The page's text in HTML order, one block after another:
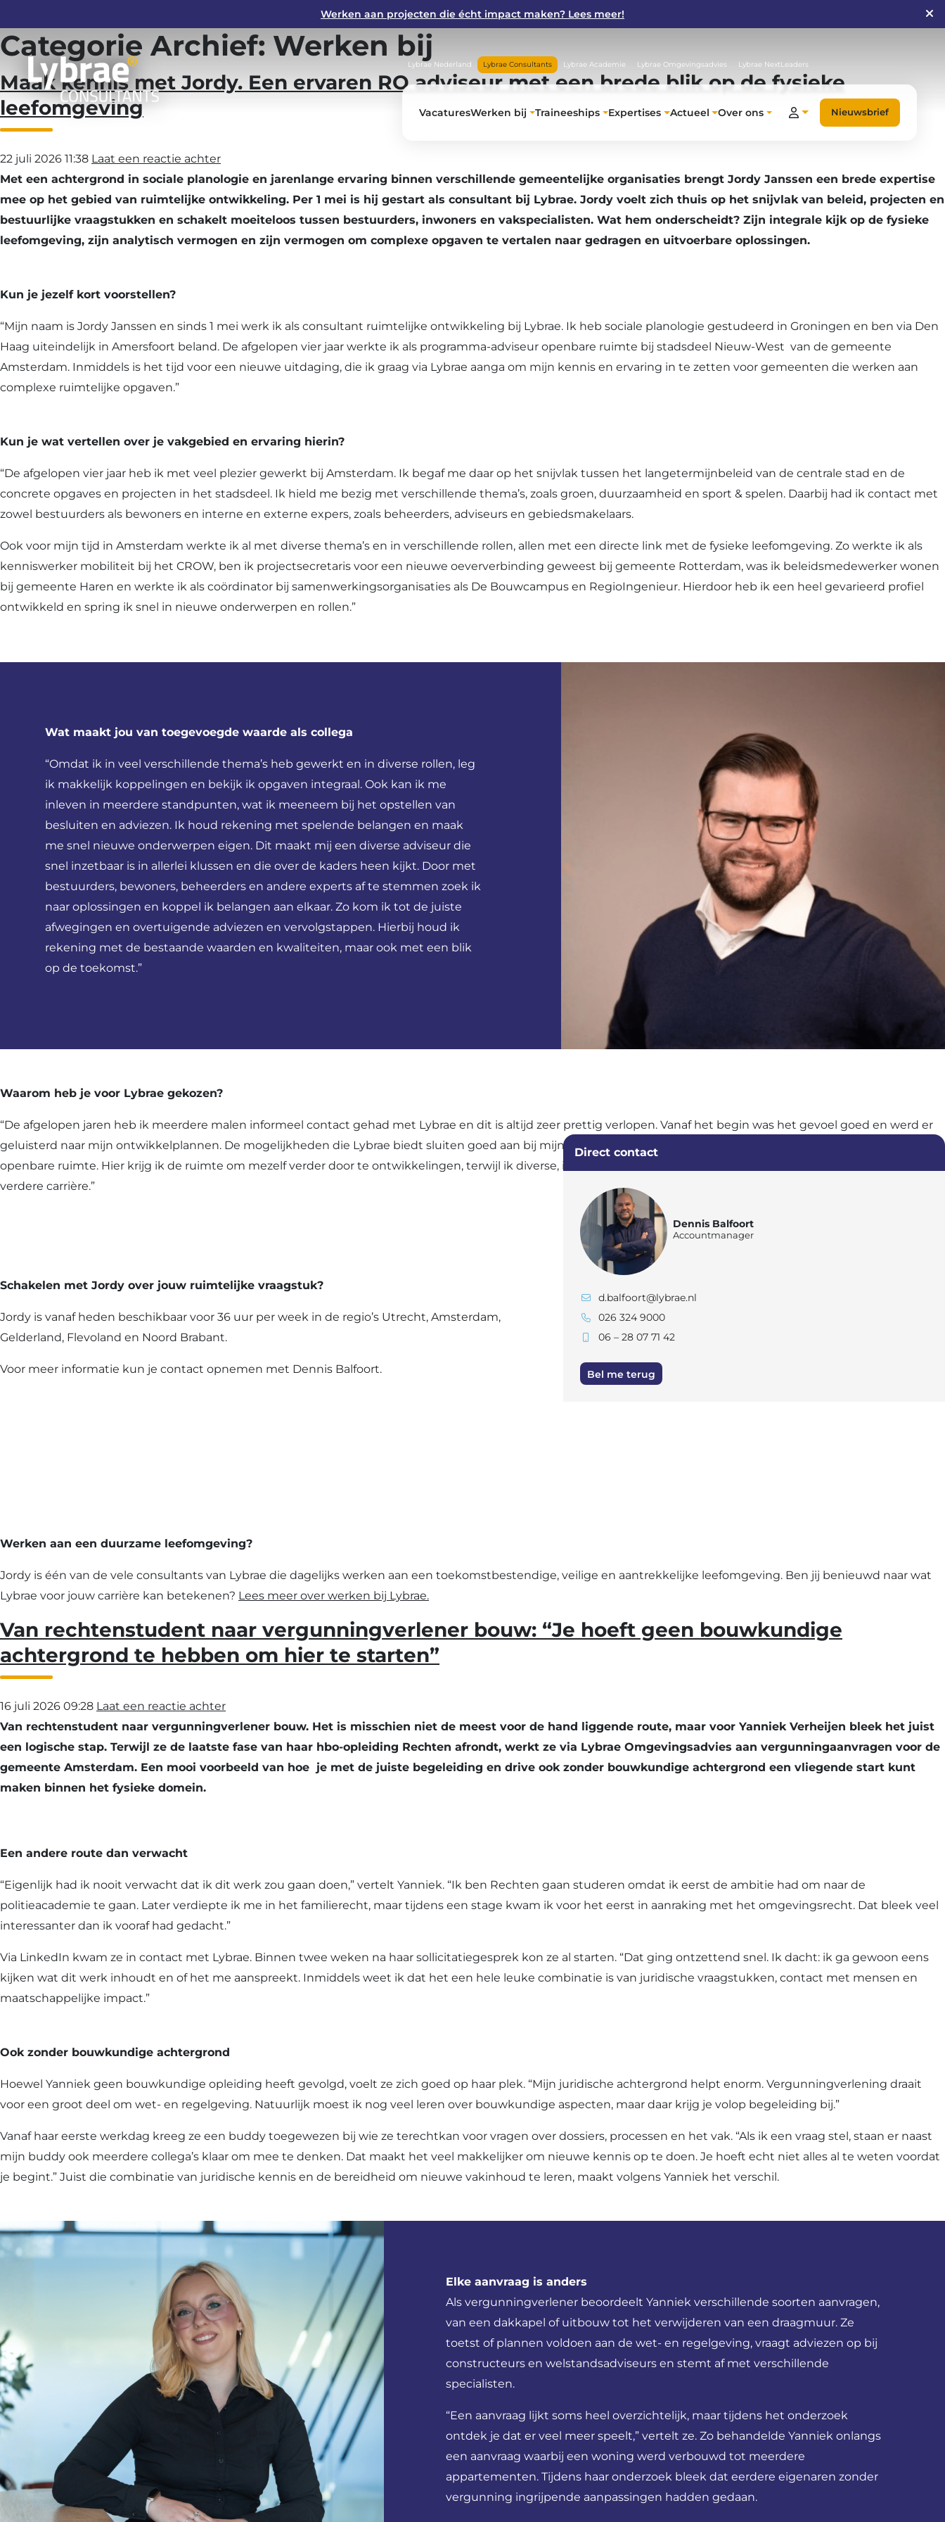
Werken aan projecten die écht impact maken? Lees meer!
Lybrae Nederland Lybrae Consultants Lybrae Academie Lybrae Omgevingsadvies Lybrae NextLeaders
VacaturesWerken bij Traineeships Expertises Actueel Over ons Nieuwsbrief
Categorie Archief: Werken bij
Maak kennis met Jordy. Een ervaren RO adviseur met een brede blik op de fysieke
leefomgeving
22 juli 2026 11:38 Laat een reactie achter
Met een achtergrond in sociale planologie en jarenlange ervaring binnen verschillende gemeentelijke organisaties brengt Jordy Janssen een brede expertise
mee op het gebied van ruimtelijke ontwikkeling. Per 1 mei is hij gestart als consultant bij Lybrae. Jordy voelt zich thuis op het snijvlak van beleid, projecten en
bestuurlijke vraagstukken en schakelt moeiteloos tussen bestuurders, inwoners en vakspecialisten. Wat hem onderscheidt? Zijn integrale kijk op de fysieke
leefomgeving, zijn analytisch vermogen en zijn vermogen om complexe opgaven te vertalen naar gedragen en uitvoerbare oplossingen.
Kun je jezelf kort voorstellen?
“Mijn naam is Jordy Janssen en sinds 1 mei werk ik als consultant ruimtelijke ontwikkeling bij Lybrae. Ik heb sociale planologie gestudeerd in Groningen en ben via Den
Haag uiteindelijk in Amersfoort beland. De afgelopen vier jaar werkte ik als programma-adviseur openbare ruimte bij stadsdeel Nieuw-West van de gemeente
Amsterdam. Inmiddels is het tijd voor een nieuwe uitdaging, die ik graag via Lybrae aanga om mijn kennis en ervaring in te zetten voor gemeenten die werken aan
complexe ruimtelijke opgaven.”
Kun je wat vertellen over je vakgebied en ervaring hierin?
“De afgelopen vier jaar heb ik met veel plezier gewerkt bij Amsterdam. Ik begaf me daar op het snijvlak tussen het langetermijnbeleid van de centrale stad en de
concrete opgaves en projecten in het stadsdeel. Ik hield me bezig met verschillende thema’s, zoals groen, duurzaamheid en sport & spelen. Daarbij had ik contact met
zowel bestuurders als bewoners en interne en externe expers, zoals beheerders, adviseurs en gebiedsmakelaars.
Ook voor mijn tijd in Amsterdam werkte ik al met diverse thema’s en in verschillende rollen, allen met een directe link met de fysieke leefomgeving. Zo werkte ik als
kenniswerker mobiliteit bij het CROW, ben ik projectsecretaris voor een nieuwe oeververbinding geweest bij gemeente Rotterdam, was ik beleidsmedewerker wonen
bij gemeente Haren en werkte ik als coördinator bij samenwerkingsorganisaties als De Bouwcampus en RegioIngenieur. Hierdoor heb ik een heel gevarieerd profiel
ontwikkeld en spring ik snel in nieuwe onderwerpen en rollen.”
Wat maakt jou van toegevoegde waarde als collega
“Omdat ik in veel verschillende thema’s heb gewerkt en in diverse rollen, leg
ik makkelijk koppelingen en bekijk ik opgaven integraal. Ook kan ik me
inleven in meerdere standpunten, wat ik meeneem bij het opstellen van
besluiten en adviezen. Ik houd rekening met spelende belangen en maak
me snel nieuwe onderwerpen eigen. Dit maakt mij een diverse adviseur die
snel inzetbaar is in allerlei klussen en die over de kaders heen kijkt. Door met
bestuurders, bewoners, beheerders en andere experts af te stemmen zoek ik
naar oplossingen en koppel ik belangen aan elkaar. Zo kom ik tot de juiste
afwegingen en overtuigende adviezen en vervolgstappen. Hierbij houd ik
rekening met de bestaande waarden en kwaliteiten, maar ook met een blik
op de toekomst.”
Waarom heb je voor Lybrae gekozen?
“De afgelopen jaren heb ik meerdere malen informeel contact gehad met Lybrae en dit is altijd zeer prettig verlopen. Vanaf het begin was het gevoel goed en werd er
geluisterd naar mijn ontwikkelplannen. De mogelijkheden die Lybrae biedt sluiten goed aan bij mijn ambities om een nog diversere adviseur te worden binnen de
openbare ruimte. Hier krijg ik de ruimte om mezelf verder door te ontwikkelingen, terwijl ik diverse, inhoudelijke opdrachten kan doen en kan blijven werken aan mijn
verdere carrière.”
Schakelen met Jordy over jouw ruimtelijke vraagstuk?
Jordy is vanaf heden beschikbaar voor 36 uur per week in de regio’s Utrecht, Amsterdam,
Gelderland, Flevoland en Noord Brabant.
Voor meer informatie kun je contact opnemen met Dennis Balfoort.
Direct contact
Dennis Balfoort
Accountmanager
d.balfoort@lybrae.nl
026 324 9000
06 – 28 07 71 42
Bel me terug
Werken aan een duurzame leefomgeving?
Jordy is één van de vele consultants van Lybrae die dagelijks werken aan een toekomstbestendige, veilige en aantrekkelijke leefomgeving. Ben jij benieuwd naar wat
Lybrae voor jouw carrière kan betekenen? Lees meer over werken bij Lybrae.
Van rechtenstudent naar vergunningverlener bouw: “Je hoeft geen bouwkundige
achtergrond te hebben om hier te starten”
16 juli 2026 09:28 Laat een reactie achter
Van rechtenstudent naar vergunningverlener bouw. Het is misschien niet de meest voor de hand liggende route, maar voor Yanniek Verheijen bleek het juist
een logische stap. Terwijl ze de laatste fase van haar hbo-opleiding Rechten afrondt, werkt ze via Lybrae Omgevingsadvies aan vergunningaanvragen voor de
gemeente Amsterdam. Een mooi voorbeeld van hoe je met de juiste begeleiding en drive ook zonder bouwkundige achtergrond een vliegende start kunt
maken binnen het fysieke domein.
Een andere route dan verwacht
“Eigenlijk had ik nooit verwacht dat ik dit werk zou gaan doen,” vertelt Yanniek. “Ik ben Rechten gaan studeren omdat ik eerst de ambitie had om naar de
politieacademie te gaan. Later verdiepte ik me in het familierecht, maar tijdens een stage kwam ik voor het eerst in aanraking met het omgevingsrecht. Dat bleek veel
interessanter dan ik vooraf had gedacht.”
Via LinkedIn kwam ze in contact met Lybrae. Binnen twee weken na haar sollicitatiegesprek kon ze al starten. “Dat ging ontzettend snel. Ik dacht: ik ga gewoon eens
kijken wat dit werk inhoudt en of het me aanspreekt. Inmiddels weet ik dat het een hele leuke combinatie is van juridische vraagstukken, contact met mensen en
maatschappelijke impact.”
Ook zonder bouwkundige achtergrond
Hoewel Yanniek geen bouwkundige opleiding heeft gevolgd, voelt ze zich goed op haar plek. “Mijn juridische achtergrond helpt enorm. Vergunningverlening draait
voor een groot deel om wet- en regelgeving. Natuurlijk moest ik nog veel leren over bouwkundige aspecten, maar daar krijg je volop begeleiding bij.”
Vanaf haar eerste werkdag kreeg ze een buddy toegewezen bij wie ze terechtkan voor vragen over dossiers, processen en het vak. “Als ik een vraag stel, staan er naast
mijn buddy ook meerdere collega’s klaar om mee te denken. Dat maakt het veel makkelijker om nieuwe kennis op te doen. Je hoeft echt niet alles al te weten voordat
je begint.” Juist die combinatie van juridische kennis en de bereidheid om nieuwe vakinhoud te leren, maakt volgens Yanniek het verschil.
Elke aanvraag is anders
Als vergunningverlener beoordeelt Yanniek verschillende soorten aanvragen,
van een dakkapel of uitbouw tot het verwijderen van een draagmuur. Ze
toetst of plannen voldoen aan de wet- en regelgeving, vraagt adviezen op bij
constructeurs en welstandsadviseurs en stemt af met verschillende
specialisten.
“Een aanvraag lijkt soms heel overzichtelijk, maar tijdens het onderzoek
ontdek je dat er veel meer speelt,” vertelt ze. Zo behandelde Yanniek onlangs
een aanvraag waarbij een woning werd verbouwd tot meerdere
appartementen. Tijdens haar onderzoek bleek dat eerdere eigenaren zonder
vergunning ingrijpende aanpassingen hadden gedaan.